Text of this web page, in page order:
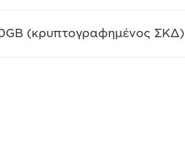
(κρυπτογραφημένος ΣΚΔ)